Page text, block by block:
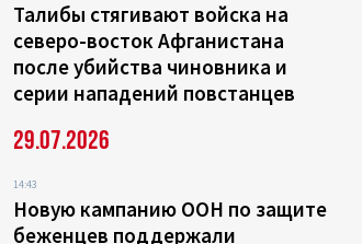
Талибы стягивают войска на
северо-восток Афганистана
после убийства чиновника и
серии нападений повстанцев
29.07.2026
14:43
Новую кампанию ООН по защите
беженцев поддержали